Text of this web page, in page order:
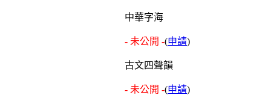
中華字海
- 未公開 -(申請)
古文四聲韻
- 未公開 -(申請)